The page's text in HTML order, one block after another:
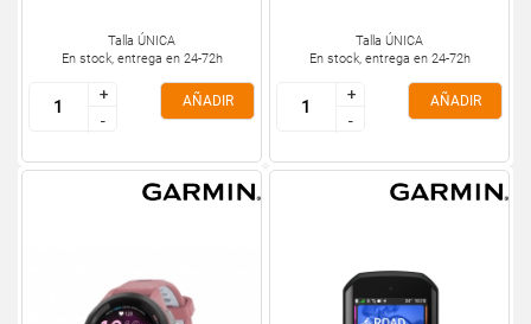
Talla ÚNICA
En stock, entrega en 24-72h
+
-
+
-
AÑADIR
Talla ÚNICA
En stock, entrega en 24-72h
+
-
+
-
AÑADIR